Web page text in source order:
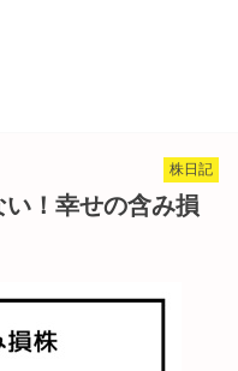
株日記
！幸せの含み損